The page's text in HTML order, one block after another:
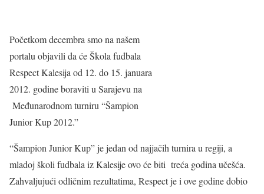
Početkom decembra smo na našem
portalu objavili da će Škola fudbala
Respect Kalesija od 12. do 15. januara
2012. godine boraviti u Sarajevu na
Međunarodnom turniru “Šampion
Junior Kup 2012.”
“Šampion Junior Kup” je jedan od najjačih turnira u regiji, a
mladoj školi fudbala iz Kalesije ovo će biti treća godina učešća.
Zahvaljujući odličnim rezultatima, Respect je i ove godine dobio